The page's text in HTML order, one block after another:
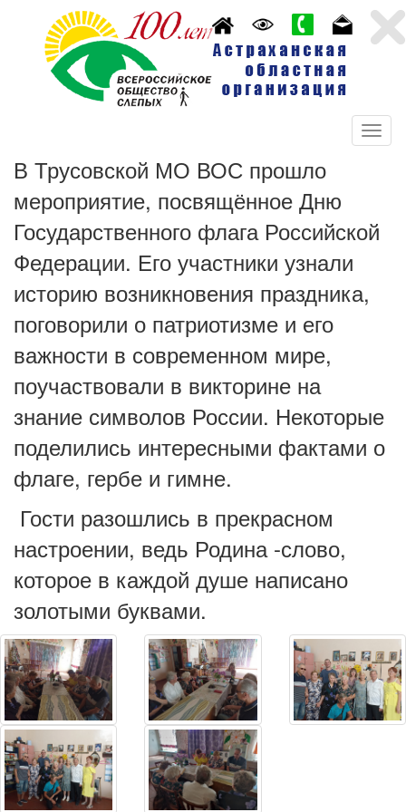
В Трусовской МО ВОС прошло
мероприятие, посвящённое Дню
Государственного флага Российской
Федерации. Его участники узнали
историю возникновения праздника,
поговорили о патриотизме и его
важности в современном мире,
поучаствовали в викторине на
знание символов России. Некоторые
поделились интересными фактами о
флаге, гербе и гимне.
Гости разошлись в прекрасном
настроении, ведь Родина -слово,
которое в каждой душе написано
золотыми буквами.